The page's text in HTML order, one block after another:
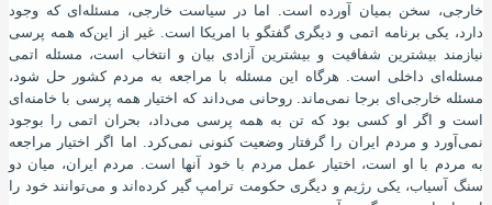
خارجی، سخن بمیان آورده‌ است. اما در سیاست خارجی، مسئله‌ای که وجود
دارد، یکی برنامه اتمی و دیگری گفتگو با امریکا است. غیر از این‌که همه پرسی
نیازمند بیشترین شفافیت و بیشترین آزادی بیان و انتخاب است، مسئله اتمی
مسئله‌ای داخلی است. هرگاه این مسئله با مراجعه به مردم کشور حل شود،
مسئله خارجی‌ای برجا نمی‌ماند. روحانی می‌داند که اختیار همه پرسی با خامنه‌ای
است و اگر او کسی بود که تن به همه پرسی می‌داد، بحران اتمی را بوجود
نمی‌آورد و مردم ایران را گرفتار وضعیت کنونی نمی‌کرد. اما اگر اختیار مراجعه
به مردم با او است، اختیار عمل مردم با خود آنها است. مردم ایران، میان دو
سنگ آسیاب، یکی رﮊیم و دیگری حکومت ترامپ گیر کرده‌اند و می‌توانند خود را